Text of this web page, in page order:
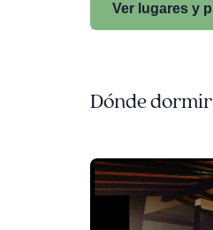
Ver lugares y
Dónde